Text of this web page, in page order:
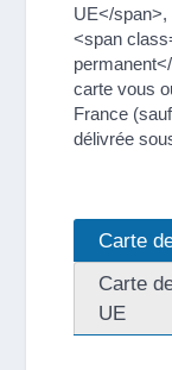
UE</
<span
carte vous
France
délivrée
Carte
Carte
UE